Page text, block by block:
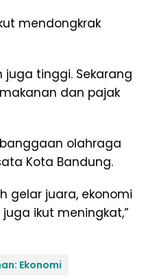
mendongkrak
juga tinggi. Sekarang
dan pajak
olahraga
Kota Bandung.
gelar juara, ekonomi
ikut meningkat,”
Ekonomi